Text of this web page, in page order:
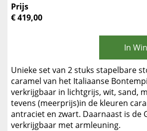
Prijs
€ 419,00
In
Unieke set van 2 stuks stapelbare
caramel van het Italiaanse
verkrijgbaar in lichtgrijs, wit, sand,
tevens (meerprijs)in de kleuren
antraciet en zwart. Daarnaast is de
verkrijgbaar met armleuning.